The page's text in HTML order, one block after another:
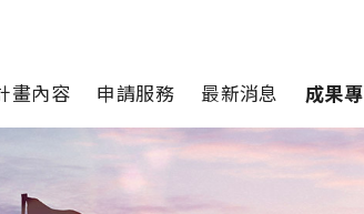
畫內容 申請服務 最新消息 成果